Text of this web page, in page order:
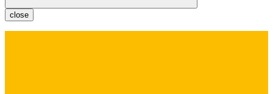
close